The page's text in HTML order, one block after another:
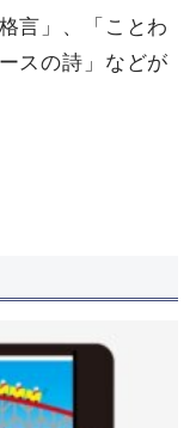
言」、「ことわ
スの詩」などが